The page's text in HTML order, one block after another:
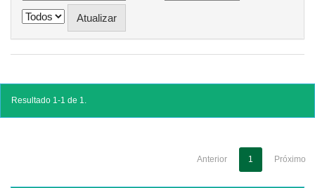
Resultado 1-1 de 1.
Anterior 1 Próximo